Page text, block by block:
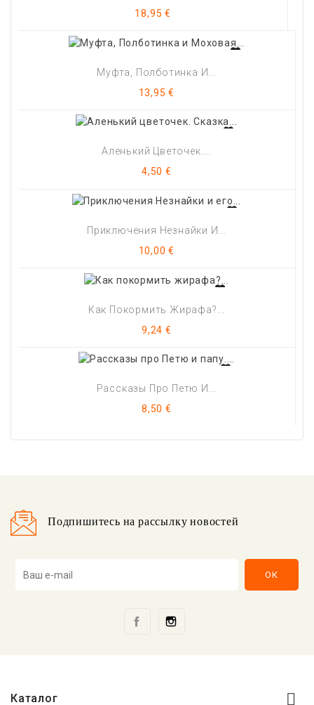
Цена
18,95 €
Муфта, Полботинка И...
Цена
13,95 €
Аленький Цветочек....
Цена
4,50 €
Приключения Незнайки И...
Цена
10,00 €
Как Покормить Жирафа?...
Цена
9,24 €
Рассказы Про Петю И...
Цена
8,50 €
Подпишитесь на рассылку новостей
Facebook
Каталог 